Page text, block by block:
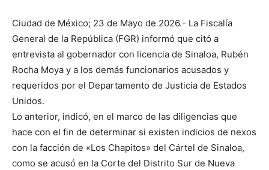
Ciudad de México; 23 de Mayo de 2026.- La Fiscalía
General de la República (FGR) informó que citó a
entrevista al gobernador con licencia de Sinaloa, Rubén
Rocha Moya y a los demás funcionarios acusados y
requeridos por el Departamento de Justicia de Estados
Unidos.
Lo anterior, indicó, en el marco de las diligencias que
hace con el fin de determinar si existen indicios de nexos
con la facción de «Los Chapitos» del Cártel de Sinaloa,
como se acusó en la Corte del Distrito Sur de Nueva